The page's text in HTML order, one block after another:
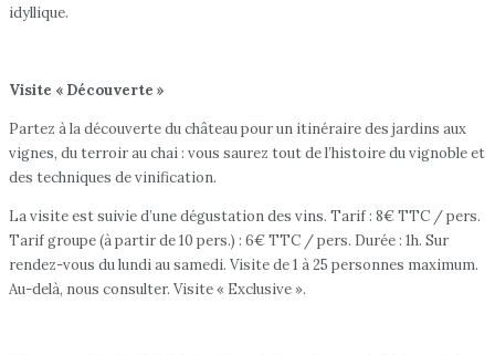
idyllique.
Visite « Découverte »
Partez à la découverte du château pour un itinéraire des jardins aux
vignes, du terroir au chai : vous saurez tout de l’histoire du vignoble et
des techniques de vinification.
La visite est suivie d’une dégustation des vins. Tarif : 8€ TTC / pers.
Tarif groupe (à partir de 10 pers.) : 6€ TTC / pers. Durée : 1h. Sur
rendez-vous du lundi au samedi. Visite de 1 à 25 personnes maximum.
Au-delà, nous consulter. Visite « Exclusive ».